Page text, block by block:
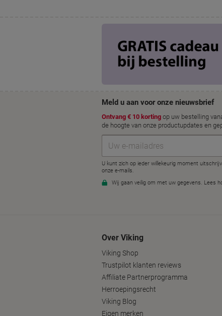
Over Viking
Viking Shop
Trustpilot klanten reviews
Affiliate Partnerprogramma
Herroepingsrecht
Viking Blog
Eigen merken